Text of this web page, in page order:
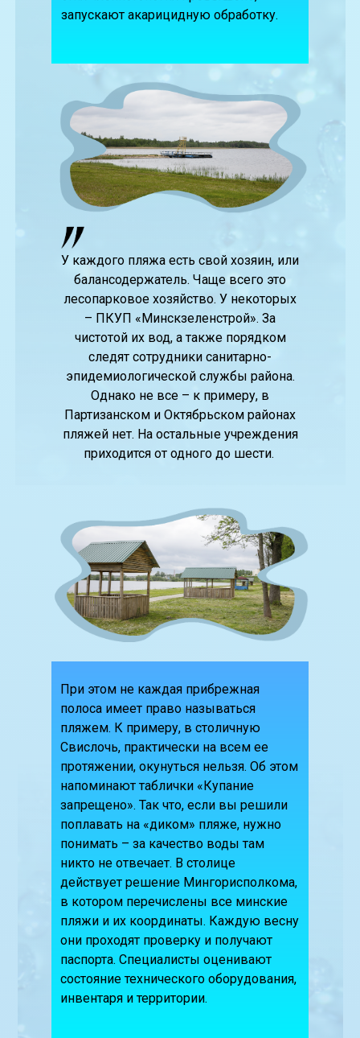
У каждого пляжа есть свой хозяин, или
балансодержатель. Чаще всего это
лесопарковое хозяйство. У некоторых
– ПКУП «Минскзеленстрой». За
чистотой их вод, а также порядком
следят сотрудники санитарно-
эпидемиологической службы района.
Однако не все – к примеру, в
Партизанском и Октябрьском районах
пляжей нет. На остальные учреждения
приходится от одного до шести.
запускают акарицидную обработку.
При этом не каждая прибрежная
полоса имеет право называться
пляжем. К примеру, в столичную
Свислочь, практически на всем ее
протяжении, окунуться нельзя. Об этом
напоминают таблички «Купание
запрещено». Так что, если вы решили
поплавать на «диком» пляже, нужно
понимать – за качество воды там
никто не отвечает. В столице
действует решение Мингорисполкома,
в котором перечислены все минские
пляжи и их координаты. Каждую весну
они проходят проверку и получают
паспорта. Специалисты оценивают
состояние технического оборудования,
инвентаря и территории.